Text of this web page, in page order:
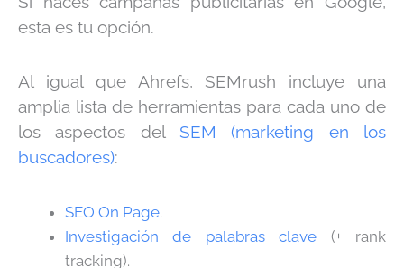
esta es tu opción.
Al igual que Ahrefs, SEMrush incluye una
amplia lista de herramientas para cada uno de
los aspectos del SEM (marketing en los
buscadores):
SEO On Page.
Investigación de palabras clave (+ rank
tracking).